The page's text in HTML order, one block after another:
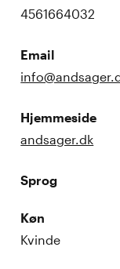
4561664032
Email
Hjemmeside
andsager.dk
Sprog
Køn
Kvinde